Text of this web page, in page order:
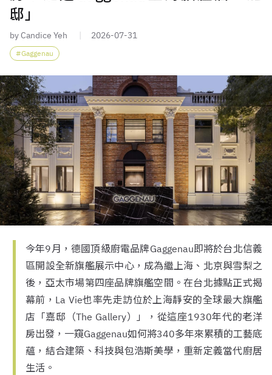
邸」
by Candice Yeh 2026-07-31
Gaggenau
今年9月，德國頂級廚電品牌Gaggenau即將於台北信義
區開設全新旗艦展示中心，成為繼上海、北京與雪梨之
後，亞太市場第四座品牌旗艦空間。在台北據點正式揭
幕前，La Vie也率先走訪位於上海靜安的全球最大旗艦
店「嘉邸（The Gallery）」，從這座1930年代的老洋
房出發，一窺Gaggenau如何將340多年來累積的工藝底
蘊，結合建築、科技與包浩斯美學，重新定義當代廚居
生活。